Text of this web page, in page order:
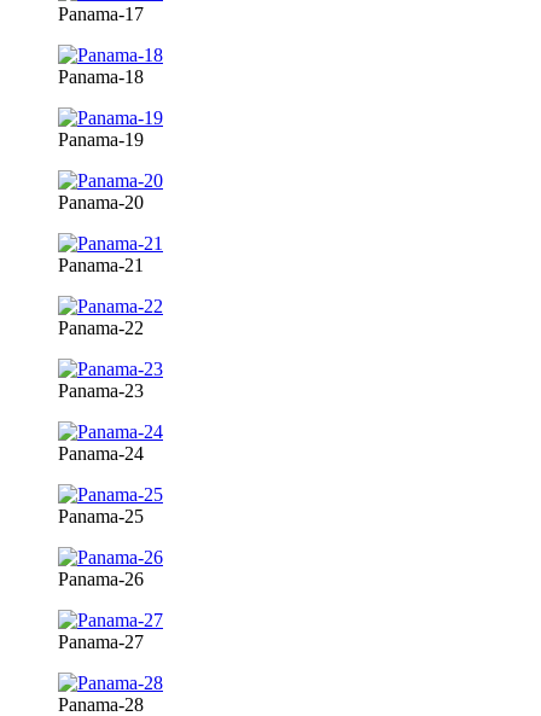
Panama-17
Panama-18
Panama-19
Panama-20
Panama-21
Panama-22
Panama-23
Panama-24
Panama-25
Panama-26
Panama-27
Panama-28